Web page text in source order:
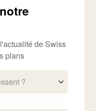
de Swiss
plans
?